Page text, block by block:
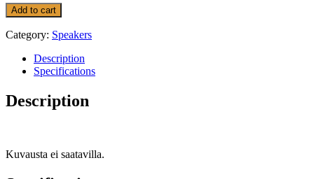
Add to cart
Category: Speakers
Description
Specifications
Description
Kuvausta ei saatavilla.